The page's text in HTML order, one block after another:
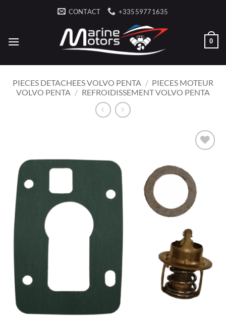
CONTACT +33559771635
0
PIECES DETACHEES VOLVO PENTA / PIECES MOTEUR
VOLVO PENTA / REFROIDISSEMENT VOLVO PENTA
À LA
LISTE
D’ENVIES